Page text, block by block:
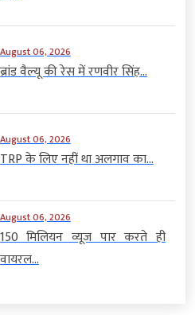
August 06, 2026
ब्रांड वैल्यू की रेस में रणवीर सिंह...
August 06, 2026
TRP के लिए नहीं था अलगाव का...
August 06, 2026
150 मिलियन व्यूज पार करते ही
वायरल...